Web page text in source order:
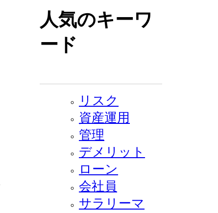
人気のキーワ
ード
リスク
資産運用
管理
デメリット
ローン
会社員
サラリーマ